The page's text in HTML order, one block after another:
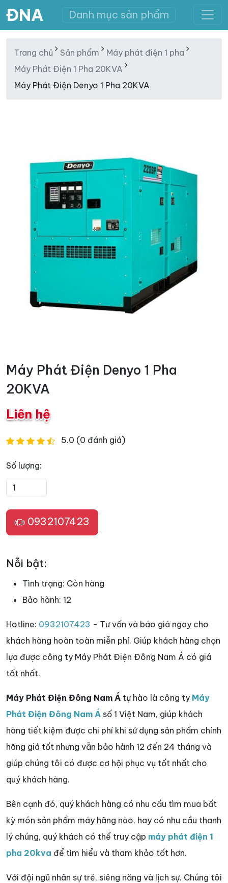
ĐNA Danh mục sản phẩm
Trang chủ Sản phẩm
Máy phát điện 1 pha
Máy Phát Điện 1 Pha 20KVA
Máy Phát Điện Denyo 1 Pha 20KVA
Máy Phát Điện Denyo 1 Pha
20KVA
Liên hệ
5.0 (0 đánh giá)
Số lượng:
0932107423
Nỗi bật:
Tình trạng: Còn hàng
Bảo hành: 12
Hotline: 0932107423 - Tư vấn và báo giá ngay cho
khách hàng hoàn toàn miễn phí. Giúp khách hàng chọn
lựa được công ty Máy Phát Điện Đông Nam Á có giá
tốt nhất.
Máy Phát Điện Đông Nam Á tự hào là công ty Máy
Phát Điện Đông Nam Á số 1 Việt Nam, giúp khách
hàng tiết kiệm được chi phí khi sử dụng sản phẩm chính
hãng giá tốt nhưng vẫn bảo hành 12 đến 24 tháng và
giúp chúng tôi có được cơ hội phục vụ tốt nhất cho
quý khách hàng.
Bên cạnh đó, quý khách hàng có nhu cầu tìm mua bất
kỳ món sản phẩm máy hãng nào, hay có nhu cầu thanh
lý chúng, quý khách có thể truy cập máy phát điện 1
pha 20kva để tìm hiểu và tham khảo tốt hơn.
Với đội ngũ nhân sự trẻ, siêng năng và lịch sự. Chúng tôi